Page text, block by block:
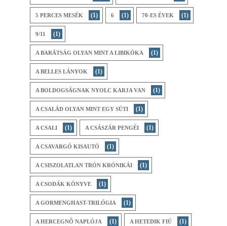
5 PERCES MESÉK (1) 6 (1) 70-ES ÉVEK (1)
9/11 (1)
A BARÁTSÁG OLYAN MINT A LIBIKÓKA (1)
A BELLES LÁNYOK (1)
A BOLDOGSÁGNAK NYOLC KARJA VAN (1)
A CSALÁD OLYAN MINT EGY SÜTI (1)
A CSALI (1) A CSÁSZÁR PENGÉI (1)
A CSAVARGÓ KISAUTÓ (1)
A CSISZOLATLAN TRÓN KRÓNIKÁI (1)
A CSODÁK KÖNYVE (1)
A GORMENGHAST-TRILÓGIA (1)
A HERCEGNŐ NAPLÓJA (1) A HETEDIK FIÚ (1)